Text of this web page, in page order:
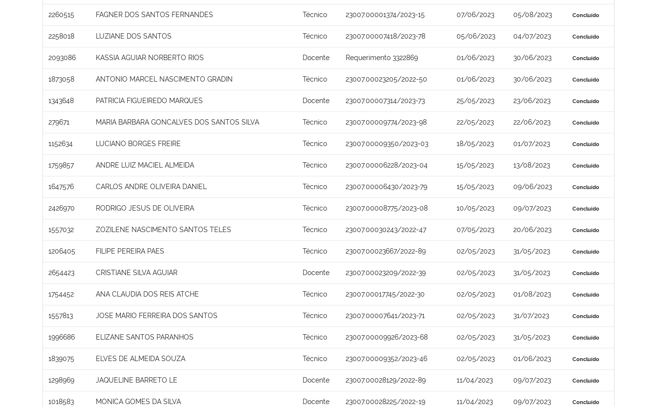
2260515 FAGNER DOS SANTOS FERNANDES Técnico 23007.00001374/2023-15 07/06/2023 05/08/2023 Concluído
2258018 LUZIANE DOS SANTOS Técnico 23007.00007418/2023-78 05/06/2023 04/07/2023 Concluído
2093086 KASSIA AGUIAR NORBERTO RIOS Docente Requerimento 3322869 01/06/2023 30/06/2023 Concluído
1873058 ANTONIO MARCEL NASCIMENTO GRADIN Técnico 23007.00023205/2022-50 01/06/2023 30/06/2023 Concluído
1343648 PATRICIA FIGUEIREDO MARQUES Docente 23007.00007314/2023-73 25/05/2023 23/06/2023 Concluído
279671 MARIA BARBARA GONCALVES DOS SANTOS SILVA Técnico 23007.00009774/2023-98 22/05/2023 22/06/2023 Concluído
1152634 LUCIANO BORGES FREIRE Técnico 23007.00009350/2023-03 18/05/2023 01/07/2023 Concluído
1759857 ANDRE LUIZ MACIEL ALMEIDA Técnico 23007.00006228/2023-04 15/05/2023 13/08/2023 Concluído
1647576 CARLOS ANDRE OLIVEIRA DANIEL Técnico 23007.00006430/2023-79 15/05/2023 09/06/2023 Concluído
2426970 RODRIGO JESUS DE OLIVEIRA Técnico 23007.00008775/2023-08 10/05/2023 09/07/2023 Concluído
1557032 ZOZILENE NASCIMENTO SANTOS TELES Técnico 23007.00030243/2022-47 07/05/2023 20/06/2023 Concluído
1206405 FILIPE PEREIRA PAES Técnico 23007.00023667/2022-89 02/05/2023 31/05/2023 Concluído
2654423 CRISTIANE SILVA AGUIAR Docente 23007.00023209/2022-39 02/05/2023 31/05/2023 Concluído
1754452 ANA CLAUDIA DOS REIS ATCHE Técnico 23007.00017745/2022-30 02/05/2023 01/08/2023 Concluído
1557813 JOSE MARIO FERREIRA DOS SANTOS Técnico 23007.00007641/2023-71 02/05/2023 31/07/2023 Concluído
1996686 ELIZANE SANTOS PARANHOS Técnico 23007.00009926/2023-68 02/05/2023 31/05/2023 Concluído
1839075 ELVES DE ALMEIDA SOUZA Técnico 23007.00009352/2023-46 02/05/2023 01/06/2023 Concluído
1298969 JAQUELINE BARRETO LE Docente 23007.00028129/2022-89 11/04/2023 09/07/2023 Concluído
1018583 MONICA GOMES DA SILVA Docente 23007.00028225/2022-19 11/04/2023 09/07/2023 Concluído